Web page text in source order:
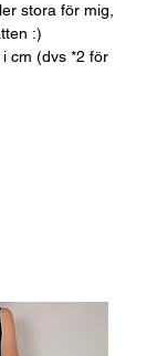
stora för mig,
:)
cm (dvs *2 för